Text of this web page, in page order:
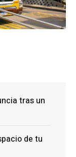
tras un
de tu